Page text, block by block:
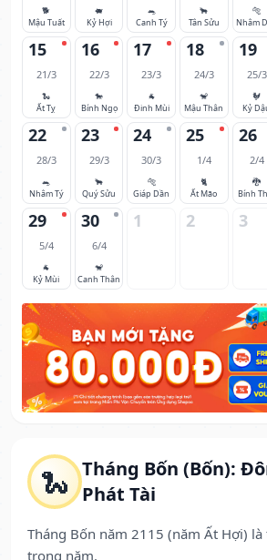
🐍 Tháng Bốn (Bốn):
Phát Tài
Tháng Bốn năm 2115 (năm Ất Hợi)
trong năm.
🐕
Mậu Tuất
🐖
Kỷ Hợi
🐀
Canh Tý
🐂
Tân Sửu
🐅
Nhâm
15
21/3
🐍
Ất Tỵ
16
22/3
🐎
Bính Ngọ
17
23/3
🐐
Đinh Mùi
18
24/3
🐒
Mậu Thân
19
25/3
🐓
Kỷ
22
28/3
🐀
Nhâm Tý
23
29/3
🐂
Quý Sửu
24
30/3
🐅
Giáp Dần
25
1/4
🐈
Ất Mão
26
2/4
🐉
Bính
29
5/4
🐐
Kỷ Mùi
30
6/4
🐒
Canh Thân
1 2 3